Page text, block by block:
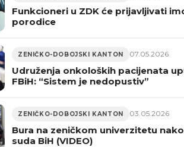
Funkcioneri u ZDK će prijavljivati
porodice
ZENIČKO-DOBOJSKI KANTON 07.05.2026
Udruženja onkoloških pacijenata
FBiH: “Sistem je nedopustiv”
ZENIČKO-DOBOJSKI KANTON 03.05.2026
Bura na zeničkom univerzitetu
suda BiH (VIDEO)